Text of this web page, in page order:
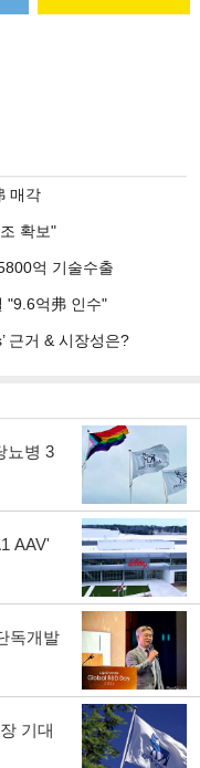
매각
확보"
억 기술수출
"9.6억弗 인수"
근거 & 시장성은?
뇨병 3
AAV'
독개발
기대